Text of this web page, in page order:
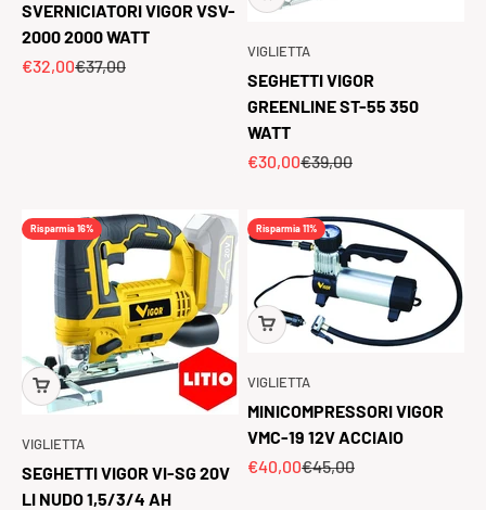
SVERNICIATORI VIGOR VSV-
2000 2000 WATT
Prezzo scontato
€32,00Prezzo
€37,00
VIGLIETTA
SEGHETTI VIGOR
GREENLINE ST-55 350
WATT
Prezzo scontato
€30,00Prezzo
€39,00
Risparmia 16%
VIGLIETTA
SEGHETTI VIGOR VI-SG 20V
LI NUDO 1,5/3/4 AH
Risparmia 11%
VIGLIETTA
MINICOMPRESSORI VIGOR
VMC-19 12V ACCIAIO
Prezzo scontato
€40,00Prezzo
€45,00